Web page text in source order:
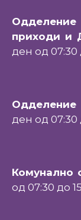
приходи и
ден од 07:30
Одделение
ден од 07:30
Комунално
од 07:30 до